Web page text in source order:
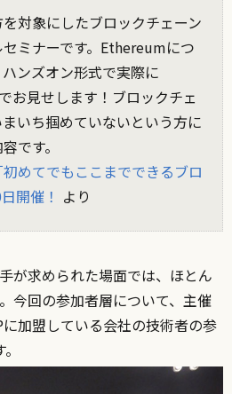
対象にしたブロックチェーン
ミナーです。Ethereumにつ
ンズオン形式で実際に
お見せします！ブロックチェ
いち掴めていないという方に
です。
初めてでもここまでできるブロ
開催！ より
が求められた場面では、ほとん
今回の参加者層について、主催
加盟している会社の技術者の参